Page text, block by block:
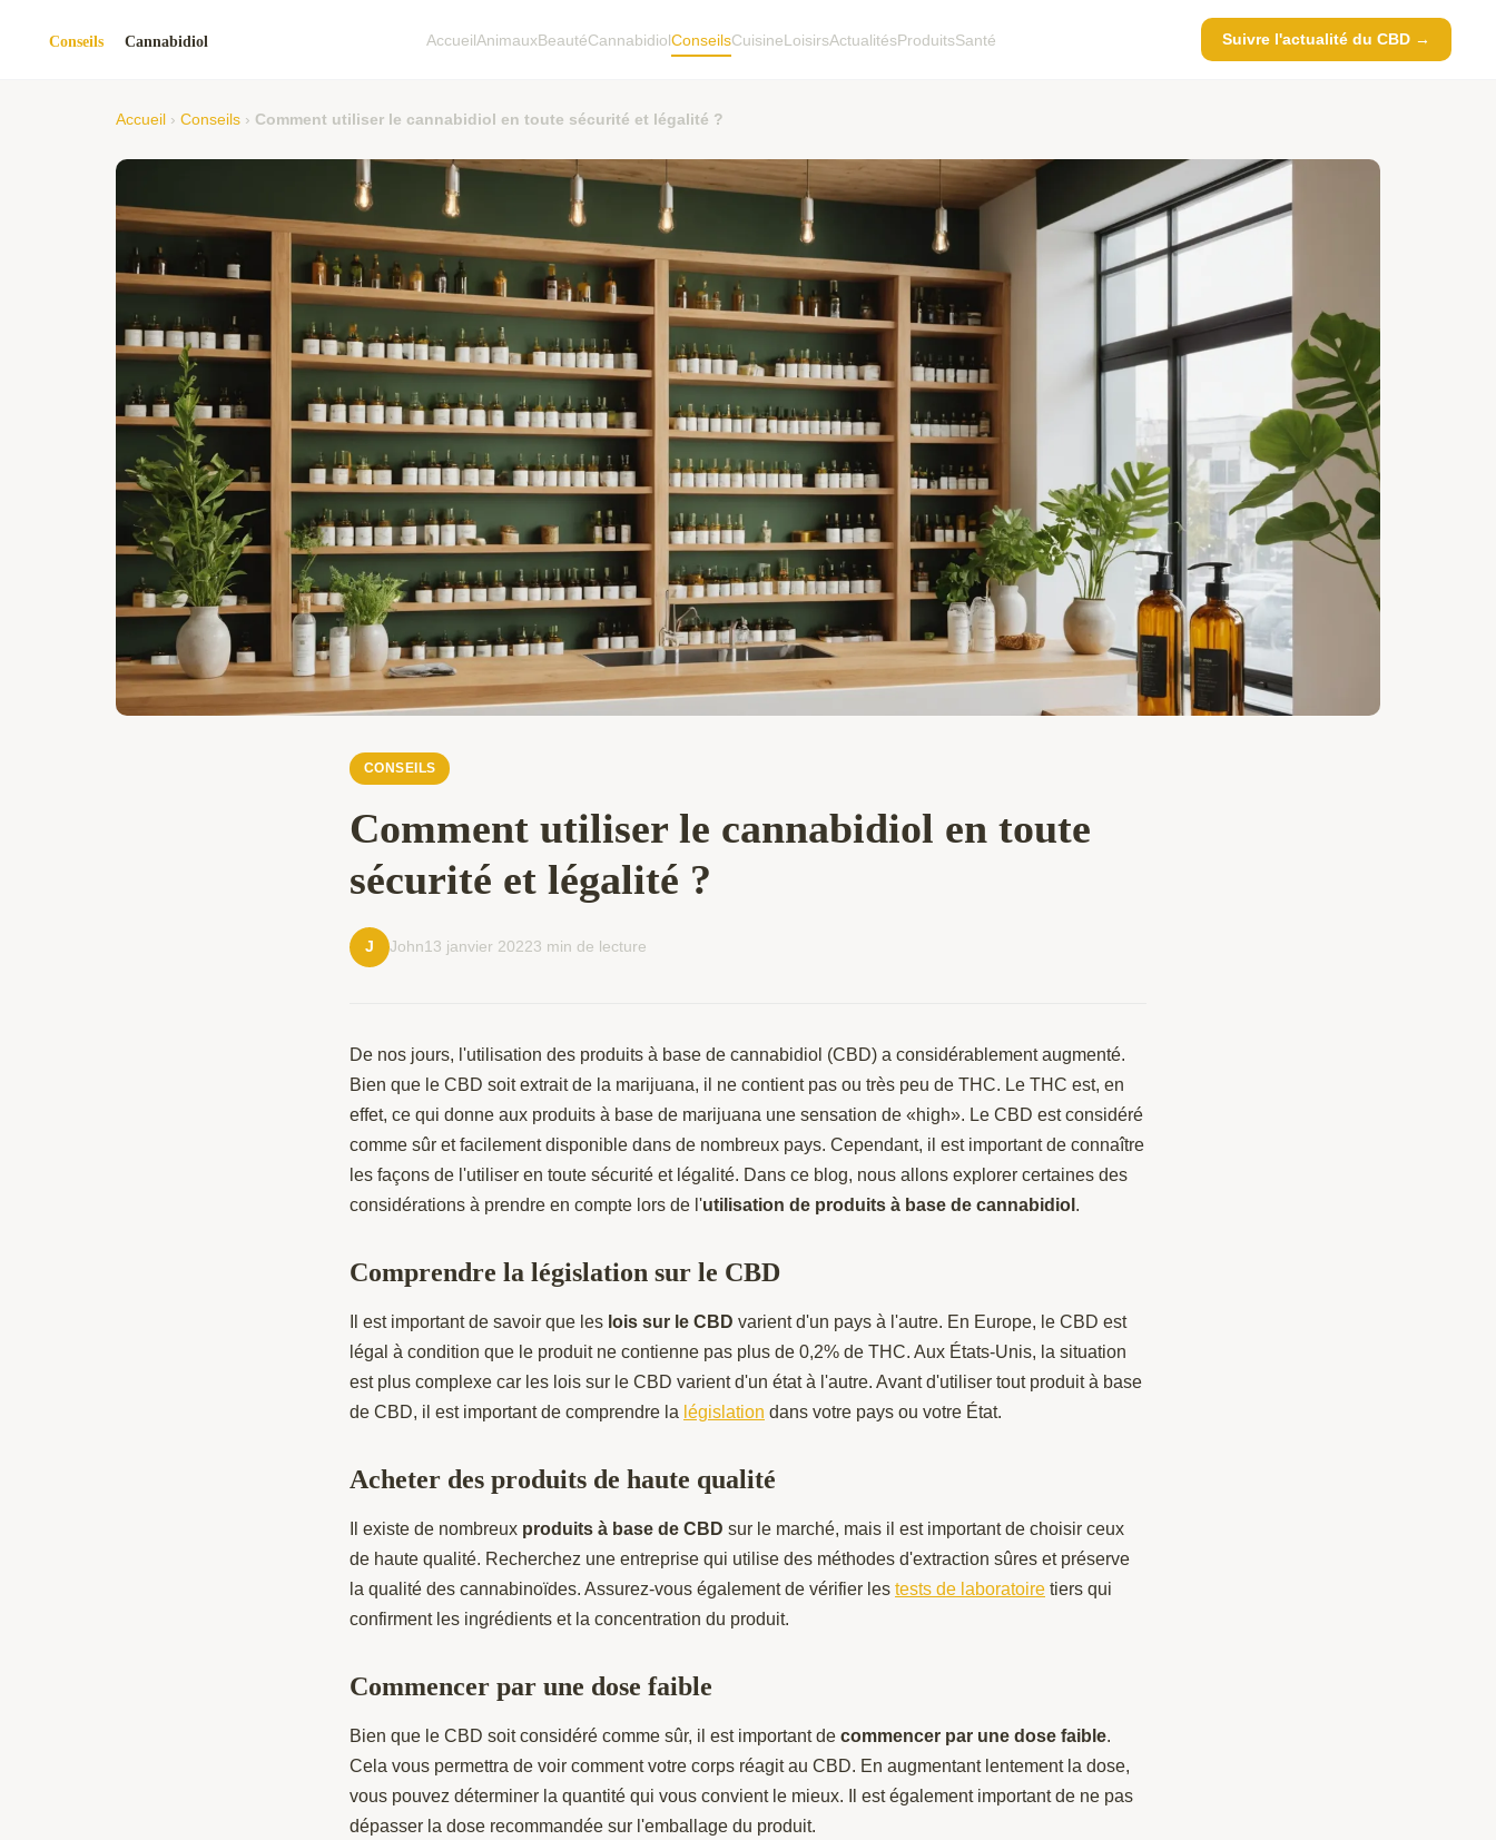
AccueilAnimauxBeautéCannabidiolConseilsCuisineLoisirsActualitésProduitsSanté Suivre l'actualité du CBD →
Accueil › Conseils › Comment utiliser le cannabidiol en toute sécurité et légalité ?
CONSEILS
Comment utiliser le cannabidiol en toute
sécurité et légalité ?
J John13 janvier 20223 min de lecture
De nos jours, l'utilisation des produits à base de cannabidiol (CBD) a considérablement augmenté.
Bien que le CBD soit extrait de la marijuana, il ne contient pas ou très peu de THC. Le THC est, en
effet, ce qui donne aux produits à base de marijuana une sensation de «high». Le CBD est considéré
comme sûr et facilement disponible dans de nombreux pays. Cependant, il est important de connaître
les façons de l'utiliser en toute sécurité et légalité. Dans ce blog, nous allons explorer certaines des
considérations à prendre en compte lors de l'utilisation de produits à base de cannabidiol .
Comprendre la législation sur le CBD
Il est important de savoir que les lois sur le CBD varient d'un pays à l'autre. En Europe, le CBD est
légal à condition que le produit ne contienne pas plus de 0,2% de THC. Aux États-Unis, la situation
est plus complexe car les lois sur le CBD varient d'un état à l'autre. Avant d'utiliser tout produit à base
de CBD, il est important de comprendre la législation dans votre pays ou votre État.
Acheter des produits de haute qualité
Il existe de nombreux produits à base de CBD sur le marché, mais il est important de choisir ceux
de haute qualité. Recherchez une entreprise qui utilise des méthodes d'extraction sûres et préserve
la qualité des cannabinoïdes. Assurez-vous également de vérifier les tests de laboratoire tiers qui
confirment les ingrédients et la concentration du produit.
Commencer par une dose faible
Bien que le CBD soit considéré comme sûr, il est important de commencer par une dose faible.
Cela vous permettra de voir comment votre corps réagit au CBD. En augmentant lentement la dose,
vous pouvez déterminer la quantité qui vous convient le mieux. Il est également important de ne pas
dépasser la dose recommandée sur l'emballage du produit.